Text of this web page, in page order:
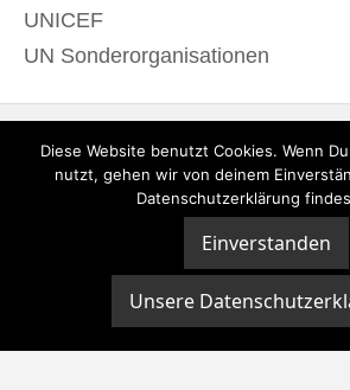
UNICEF
UN Sonderorganisationen
Datenschutzerklärung|Impressum
Diese Website benutzt Cookies. Wenn
nutzt, gehen wir von deinem
Datenschutzerklärung
Einverstanden
Unsere